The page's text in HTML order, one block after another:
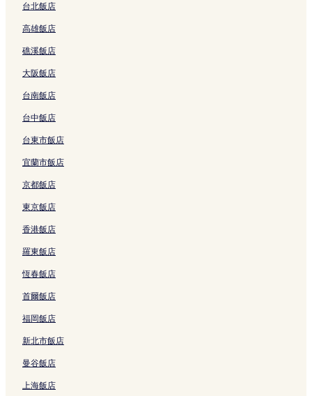
type of experience like on Moorea or bora bora.
台北飯店
高雄飯店
礁溪飯店
大阪飯店
台南飯店
台中飯店
台東市飯店
宜蘭市飯店
京都飯店
東京飯店
香港飯店
羅東飯店
恆春飯店
首爾飯店
福岡飯店
新北市飯店
曼谷飯店
上海飯店